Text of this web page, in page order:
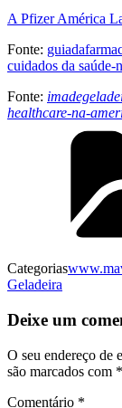
A Pfizer América
Fonte:
cuidados da saúde-
Fonte:
healthcare-na-
Categorias
Geladeira
Deixe um
O seu endereço de
são marcados com *
Comentário *